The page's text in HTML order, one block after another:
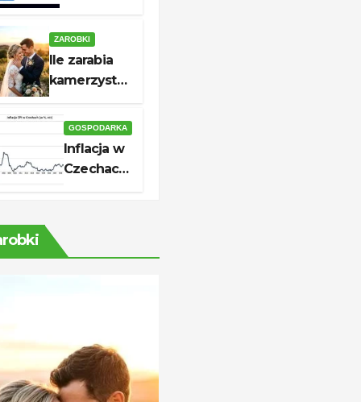
aktualny
wzór do
skutecznej
ZAROBKI
Ile zarabia
kamerzysta?
Stawki i
realne
zarobki
GOSPODARKA
Inflacja w
Czechach
oznacza